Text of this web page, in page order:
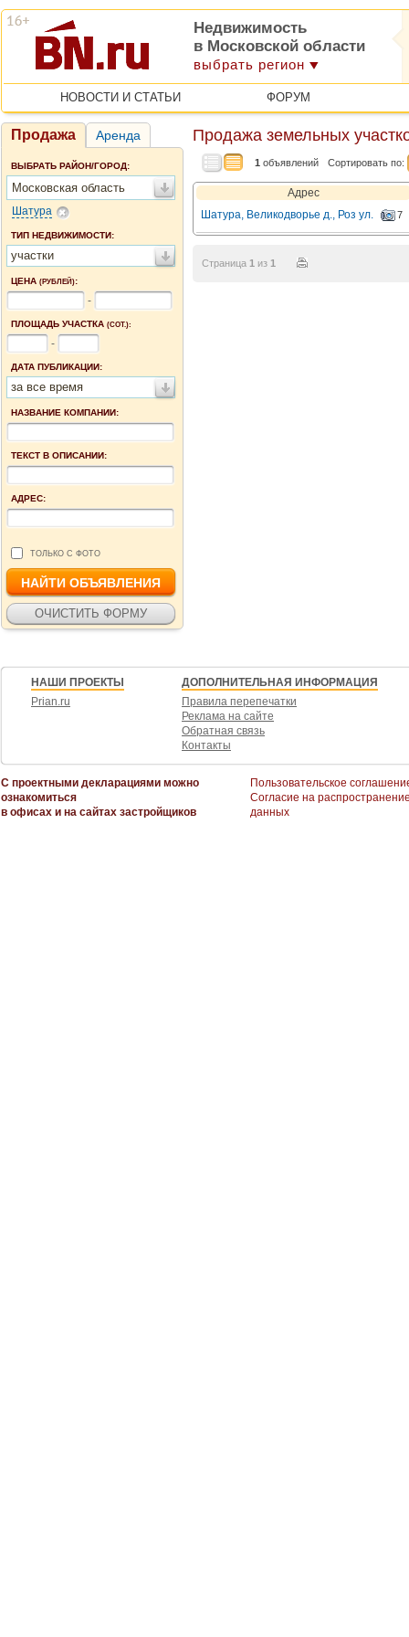
Недвижимость
в Московской области
выбрать регион
НОВОСТИ И СТАТЬИ ФОРУМ
Продажа Аренда
ВЫБРАТЬ РАЙОН/ГОРОД:
Московская область
Шатура
ТИП НЕДВИЖИМОСТИ:
участки
ЦЕНА (РУБЛЕЙ):
-
ПЛОЩАДЬ УЧАСТКА (СОТ.):
-
ДАТА ПУБЛИКАЦИИ:
за все время
НАЗВАНИЕ КОМПАНИИ:
ТЕКСТ В ОПИСАНИИ:
АДРЕС:
ТОЛЬКО С ФОТО
Продажа земельных
1 объявлений Сортировать по:
Адрес
Шатура, Великодворье д., Роз ул.
7
Страница 1 из 1
НАШИ ПРОЕКТЫ
Prian.ru
ДОПОЛНИТЕЛЬНАЯ ИНФОРМАЦИЯ
Правила перепечатки
Реклама на сайте
Обратная связь
Контакты
С проектными декларациями можно
ознакомиться
в офисах и на сайтах застройщиков
Пользовательское
Согласие на
данных